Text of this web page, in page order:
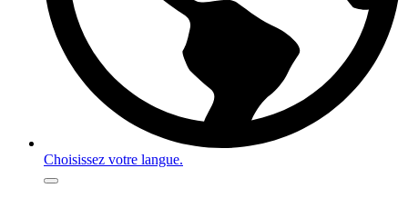
Choisissez votre langue.